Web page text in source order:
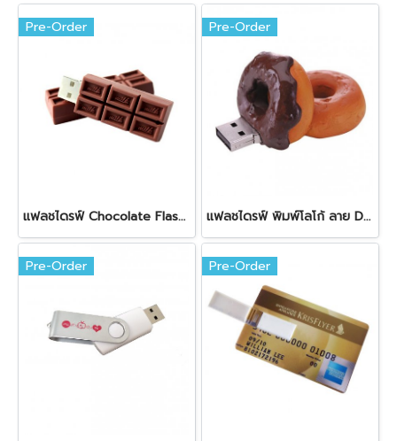
Pre-Order
แฟลชไดรฟ์ Chocolate Flash drive พิมพ์โลโก้
Pre-Order
แฟลชไดรฟ์ พิมพ์โลโก้ ลาย Donut
Pre-Order Pre-Order